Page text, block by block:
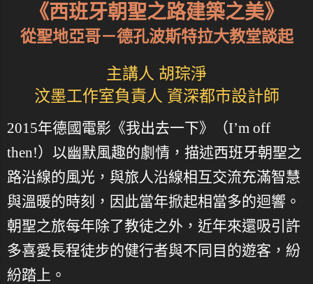
《西班牙朝聖之路建築之美》
從聖地亞哥－德孔波斯特拉大教堂談起
主講人 胡琮淨
汶墨工作室負責人 資深都市設計師
2015年德國電影《我出去一下》（I’m off
then!）以幽默風趣的劇情，描述西班牙朝聖之
路沿線的風光，與旅人沿線相互交流充滿智慧
與溫暖的時刻，因此當年掀起相當多的迴響。
朝聖之旅每年除了教徒之外，近年來還吸引許
多喜愛長程徒步的健行者與不同目的遊客，紛
紛踏上。